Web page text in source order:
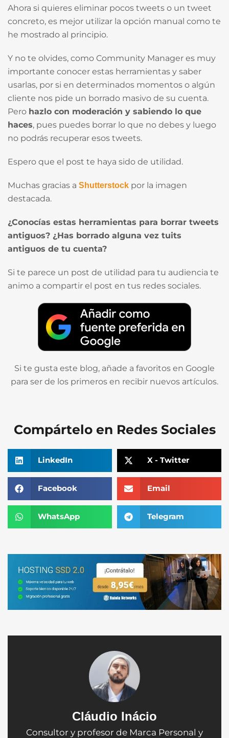
Ahora si quieres eliminar pocos tweets o un tweet
concreto, es mejor utilizar la opción manual como te
he mostrado al principio.
Y no te olvides, como Community Manager es muy
importante conocer estas herramientas y saber
usarlas, por si en determinados momentos o algún
cliente nos pide un borrado masivo de su cuenta.
Pero hazlo con moderación y sabiendo lo que
haces, pues puedes borrar lo que no debes y luego
no podrás recuperar esos tweets.
Espero que el post te haya sido de utilidad.
Muchas gracias a Shutterstock por la imagen
destacada.
¿Conocías estas herramientas para borrar tweets
antiguos? ¿Has borrado alguna vez tuits
antiguos de tu cuenta?
Si te parece un post de utilidad para tu audiencia te
animo a compartir el post en tus redes sociales.
Si te gusta este blog, añade a favoritos en Google
para ser de los primeros en recibir nuevos artículos.
Compártelo en Redes Sociales
LinkedIn X - Twitter
Facebook Email
WhatsApp Telegram
Cláudio Inácio
Consultor y profesor de Marca Personal y